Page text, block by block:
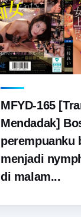
MFYD-165
Mendadak]
perempuanku
menjadi
di malam...